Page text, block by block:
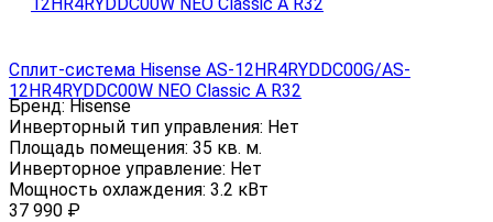
Сплит-система Hisense AS-12HR4RYDDC00G/AS-
12HR4RYDDC00W NEO Classic A R32
Бренд:Hisense
Инверторный тип управления: Нет
Площадь помещения: 35 кв. м.
Инверторное управление: Нет
Мощность охлаждения: 3.2 кВт
37 990 ₽